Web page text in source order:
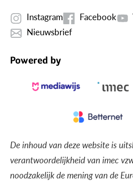
Instagram Facebook
Nieuwsbrief
Powered by
De inhoud van deze website is
verantwoordelijkheid van imec
noodzakelijk de mening van de